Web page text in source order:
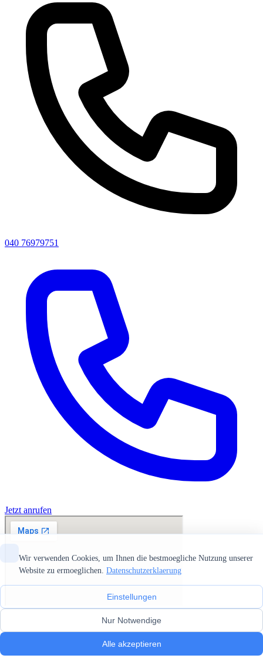
040 76979751
Jetzt anrufen
Wir verwenden Cookies, um Ihnen die bestmoegliche Nutzung unserer
Website zu ermoeglichen. Datenschutzerklaerung
Einstellungen
Nur Notwendige
Alle akzeptieren